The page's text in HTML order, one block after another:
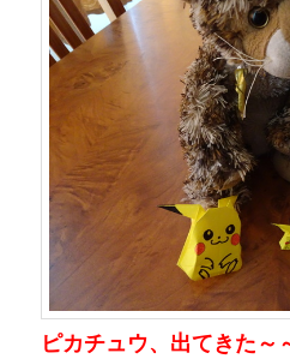
ピカチュウ、出てきた